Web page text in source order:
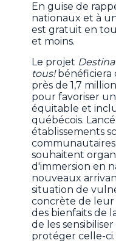
En guise de
nationaux et à
est gratuit en
et moins.
Le projet
tous!bénéficiera
près de 1,7
pour favoriser
équitable et
québécois.
établissements
souhaitent
d'immersion en
nouveaux
situation de
concrète de
des bienfaits de
de les
protéger celle-ci.